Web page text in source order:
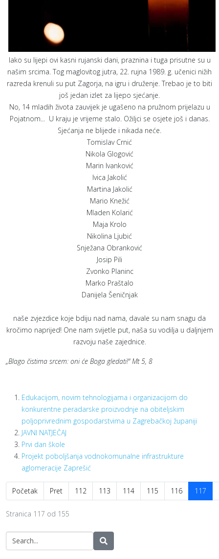
Iako su lijepi ovi kasni rujanski dani, praznina i tuga prisutne su u
našim srcima. Tog maglovitog jutra, 22. rujna 1989. g. učenici nižih
razreda krenuli su put Zagorja, na igru i druženje. Trebao je to biti
još jedan izlet za lijepo sjećanje.
No, 14 mladih života zauvijek je ugašeno na pružnom prijelazu u
Pojatnom... U kraju je vrijeme stalo. Ožiljci se osjete još i danas.
Sjećanja ne blijede i nikada neće.
Tomislav Crnić
Nikola Glogović
Marin Ivanković
Ivica Jakolić
Martina Jakolić
Mario Knežić
Mladen Kolarić
Maja Krolo
Nikolina Ljubić
Snježana Obranković
Josip Pili
Zvonko Planinc
Marko Praštalo
Danijela Šeničnjak
naše zvjezdice koje bdiju nad nama, davale su nam snagu da
kročimo naprijed! One nam svijetle put, naša su vodilja u daljnjem
razvoju naše zajednice.
„Blago čistima srcem: oni će Boga gledati!“ Mt 5, 8
Edukacijom, novim tehnologijama i organizacijom do
konkurentne peradarske proizvodnje na obiteljskim
poljoprivrednim gospodarstvima u Zagrebačkoj županiji
JAVNI NATJEČAJ
Prvi dan škole
Projekt poboljšanja vodnokomunalne infrastrukture
aglomeracije Zaprešić
Početak Pret 112 113 114 115 116 117
Stranica 117 od 155